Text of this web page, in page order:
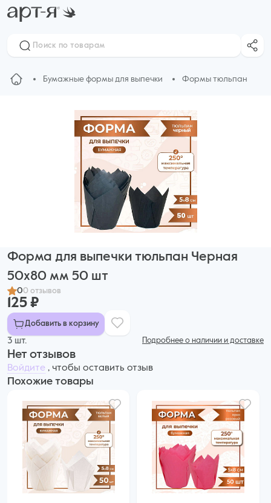
Бумажные формы для выпечки Формы тюльпан
Форма для выпечки тюльпан Черная
50x80 мм 50 шт
00 отзывов
125 ₽
Добавить в корзину
3 шт. Подробнее о наличии и доставке
Нет отзывов
Войдите , чтобы оставить отзыв
Похожие товары